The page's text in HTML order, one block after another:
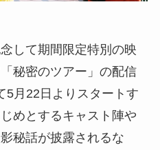
して期間限定特別の映
秘密のツアー」の配信
5月22日よりスタートす
めとするキャスト陣や
秘話が披露されるな